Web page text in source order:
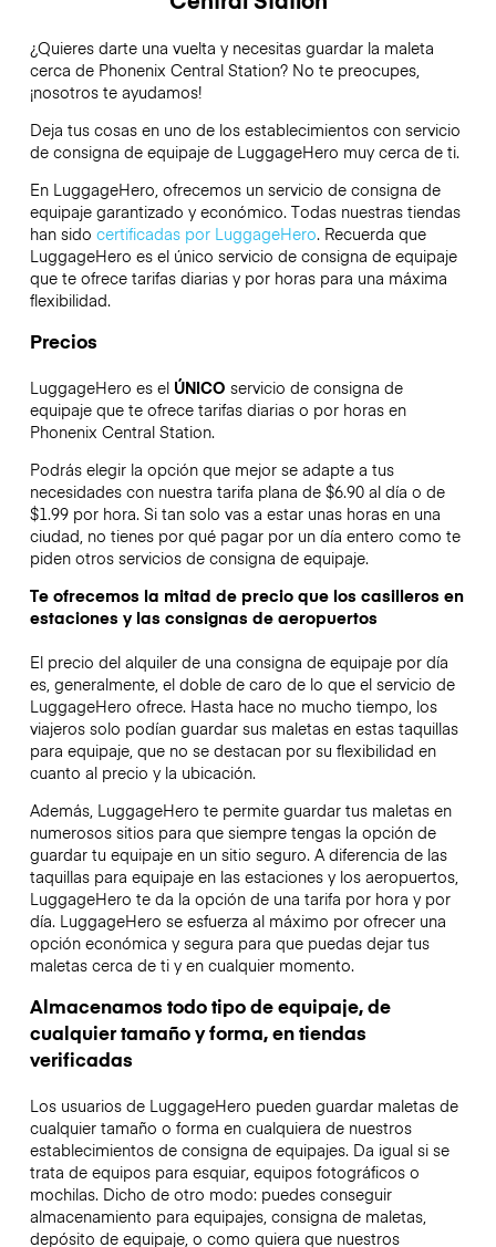
¿Quieres darte una vuelta y necesitas guardar la maleta
cerca de Phonenix Central Station? No te preocupes,
¡nosotros te ayudamos!
Deja tus cosas en uno de los establecimientos con servicio
de consigna de equipaje de LuggageHero muy cerca de ti.
En LuggageHero, ofrecemos un servicio de consigna de
equipaje garantizado y económico. Todas nuestras tiendas
han sido certificadas por LuggageHero. Recuerda que
LuggageHero es el único servicio de consigna de equipaje
que te ofrece tarifas diarias y por horas para una máxima
flexibilidad.
Precios
LuggageHero es el ÚNICO servicio de consigna de
equipaje que te ofrece tarifas diarias o por horas en
Phonenix Central Station.
Podrás elegir la opción que mejor se adapte a tus
necesidades con nuestra tarifa plana de $6.90 al día o de
$1.99 por hora. Si tan solo vas a estar unas horas en una
ciudad, no tienes por qué pagar por un día entero como te
piden otros servicios de consigna de equipaje.
Te ofrecemos la mitad de precio que los casilleros en
estaciones y las consignas de aeropuertos
El precio del alquiler de una consigna de equipaje por día
es, generalmente, el doble de caro de lo que el servicio de
LuggageHero ofrece. Hasta hace no mucho tiempo, los
viajeros solo podían guardar sus maletas en estas taquillas
para equipaje, que no se destacan por su flexibilidad en
cuanto al precio y la ubicación.
Además, LuggageHero te permite guardar tus maletas en
numerosos sitios para que siempre tengas la opción de
guardar tu equipaje en un sitio seguro. A diferencia de las
taquillas para equipaje en las estaciones y los aeropuertos,
LuggageHero te da la opción de una tarifa por hora y por
día. LuggageHero se esfuerza al máximo por ofrecer una
opción económica y segura para que puedas dejar tus
maletas cerca de ti y en cualquier momento.
Almacenamos todo tipo de equipaje, de
cualquier tamaño y forma, en tiendas
verificadas
Los usuarios de LuggageHero pueden guardar maletas de
cualquier tamaño o forma en cualquiera de nuestros
establecimientos de consigna de equipajes. Da igual si se
trata de equipos para esquiar, equipos fotográficos o
mochilas. Dicho de otro modo: puedes conseguir
almacenamiento para equipajes, consigna de maletas,
depósito de equipaje, o como quiera que nuestros